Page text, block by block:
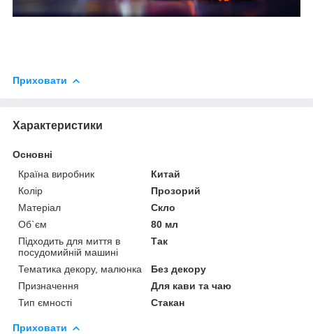
Приховати
Характеристики
Основні
Країна виробник
Китай
Колір
Прозорий
Матеріал
Скло
Об`єм
80 мл
Підходить для миття в
посудомийній машині
Так
Тематика декору, малюнка
Без декору
Призначення
Для кави та чаю
Тип ємності
Стакан
Приховати